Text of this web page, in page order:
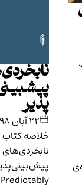
نابخردی‌های
پیشبینی
#29
خلاصه کتاب
نابخردی‌های
پیش‌بینی‌پذیر (
Predictably